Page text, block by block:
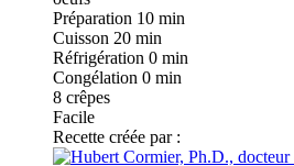
Préparation 10 min
Cuisson 20 min
Réfrigération 0 min
Congélation 0 min
8 crêpes
Facile
Recette créée par :